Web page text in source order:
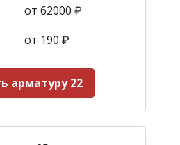
от 62000 ₽
от 190 ₽
арматуру 22